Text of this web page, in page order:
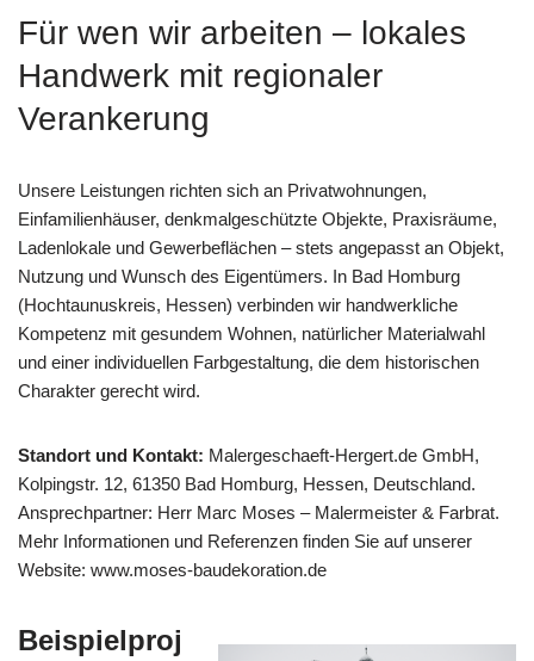
Für wen wir arbeiten – lokales
Handwerk mit regionaler
Verankerung
Unsere Leistungen richten sich an Privatwohnungen,
Einfamilienhäuser, denkmalgeschützte Objekte, Praxisräume,
Ladenlokale und Gewerbeflächen – stets angepasst an Objekt,
Nutzung und Wunsch des Eigentümers. In Bad Homburg
(Hochtaunuskreis, Hessen) verbinden wir handwerkliche
Kompetenz mit gesundem Wohnen, natürlicher Materialwahl
und einer individuellen Farbgestaltung, die dem historischen
Charakter gerecht wird.
Standort und Kontakt: Malergeschaeft-Hergert.de GmbH,
Kolpingstr. 12, 61350 Bad Homburg, Hessen, Deutschland.
Ansprechpartner: Herr Marc Moses – Malermeister & Farbrat.
Mehr Informationen und Referenzen finden Sie auf unserer
Website: www.moses-baudekoration.de
Beispielproj